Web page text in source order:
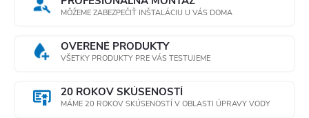
MÔŽEME ZABEZPEČIŤ INŠTALÁCIU U VÁS DOMA
OVERENÉ PRODUKTY
VŠETKY PRODUKTY PRE VÁS TESTUJEME
20 ROKOV SKÚSENOSTÍ
MÁME 20 ROKOV SKÚSENOSTÍ V OBLASTI ÚPRAVY VODY